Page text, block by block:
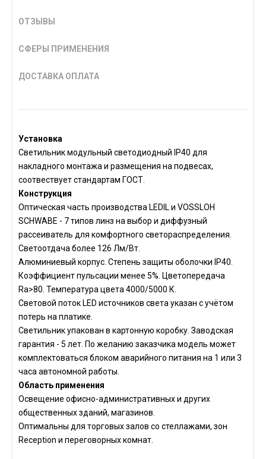
ОТЗЫВЫ
СФЕРЫ ПРИМЕНЕНИЯ
ДОСТАВКА ОПЛАТА
Установка
Светильник модульный светодиодный IP40 для
накладного монтажа и размещения на подвесах,
соотвествует стандартам ГОСТ.
Конструкция
Оптическая часть производства LEDIL и VOSSLOH
SCHWABE - 7 типов линз на выбор и диффузный
рассеиватель для комфортного светораспределения.
Светоотдача более 126 Лм/Вт.
Алюминиевый корпус. Степень защиты оболочки IP40.
Коэффициент пульсации менее 5%. Цветопередача
Ra>80. Температура цвета 4000/5000 К.
Световой поток LED источников света указан с учётом
потерь на платике.
Светильник упакован в картонную коробку. Заводская
гарантия - 5 лет. По желанию заказчика модель может
комплектоваться блоком аварийного питания на 1 или 3
часа автономной работы.
Область применения
Освещение офисно-административных и других
общественных зданий, магазинов.
Оптимальны для торговых залов со стеллажами, зон
Reception и переговорных комнат.